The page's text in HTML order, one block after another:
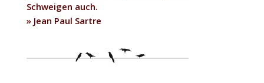
Schweigen auch.
» Jean Paul Sartre